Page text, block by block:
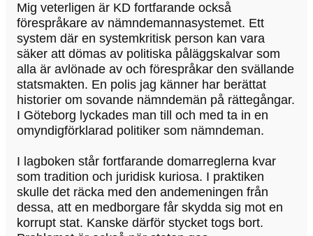
Mig veterligen är KD fortfarande också
förespråkare av nämndemannasystemet. Ett
system där en systemkritisk person kan vara
säker att dömas av politiska påläggskalvar som
alla är avlönade av och förespråkar den svällande
statsmakten. En polis jag känner har berättat
historier om sovande nämndemän på rättegångar.
I Göteborg lyckades man till och med ta in en
omyndigförklarad politiker som nämndeman.
I lagboken står fortfarande domarreglerna kvar
som tradition och juridisk kuriosa. I praktiken
skulle det räcka med den andemeningen från
dessa, att en medborgare får skydda sig mot en
korrupt stat. Kanske därför stycket togs bort.